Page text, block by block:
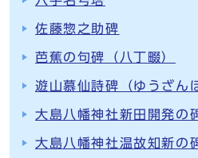
佐藤惣之助碑
芭蕉の句碑（八丁畷）
遊山慕仙詩碑（ゆうざん
大島八幡神社新田開発の
大島八幡神社温故知新の